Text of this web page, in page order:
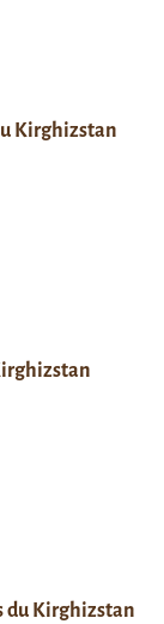
Kirghizstan
du Kirghizstan